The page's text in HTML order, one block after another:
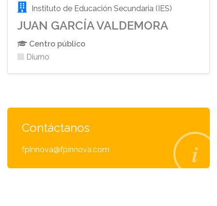
Instituto de Educación Secundaria (IES)
JUAN GARCÍA VALDEMORA
Centro público
Diurno
Contáctanos
fpinnova@fpinnova.com